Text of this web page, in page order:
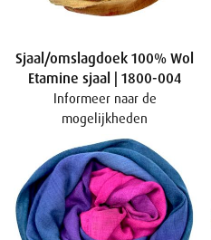
Sjaal/omslagdoek 100% Wol
Etamine sjaal | 1800-004
Informeer naar de
mogelijkheden